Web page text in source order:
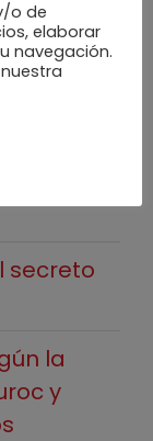
de 30
de
secreto
la
y
o de
elaborar
navegación.